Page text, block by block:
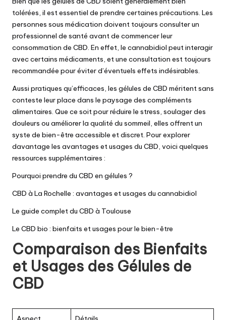
tolérées, il est essentiel de prendre certaines précautions. Les
personnes sous médication doivent toujours consulter un
professionnel de santé avant de commencer leur
consommation de CBD. En effet, le cannabidiol peut interagir
avec certains médicaments, et une consultation est toujours
recommandée pour éviter d’éventuels effets indésirables.
Aussi pratiques qu’efficaces, les gélules de CBD méritent sans
conteste leur place dans le paysage des compléments
alimentaires. Que ce soit pour réduire le stress, soulager des
douleurs ou améliorer la qualité du sommeil, elles offrent un
syste de bien-être accessible et discret. Pour explorer
davantage les avantages et usages du CBD, voici quelques
ressources supplémentaires :
Pourquoi prendre du CBD en gélules ?
CBD à La Rochelle : avantages et usages du cannabidiol
Le guide complet du CBD à Toulouse
Le CBD bio : bienfaits et usages pour le bien-être
Comparaison des Bienfaits
et Usages des Gélules de
CBD